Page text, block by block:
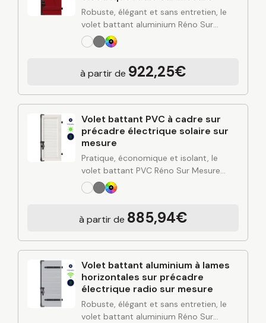
Robuste, élégant et sans entretien, le
volet battant aluminium Réno Sur
Mesure apporte une solution durable
pour protéger et valoriser votre
rigidité de l’aluminium et finitions…
à partir de 922,25€
Volet battant PVC à cadre sur
précadre électrique solaire sur
mesure
Pratique, économique et isolant, le
volet battant PVC Réno Sur Mesure
combine simplicité d’entretien, bonne
performance thermique et esthétique
l’expertise industrielle de C2R et posé…
à partir de 885,94€
Volet battant aluminium à lames
horizontales sur précadre
électrique radio sur mesure
Robuste, élégant et sans entretien, le
volet battant aluminium Réno Sur